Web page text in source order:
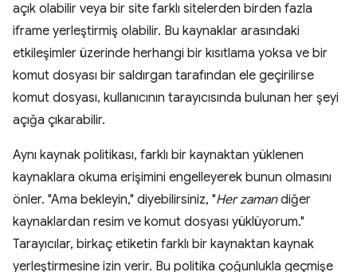
açık olabilir veya bir site farklı sitelerden birden fazla
iframe yerleştirmiş olabilir. Bu kaynaklar arasındaki
etkileşimler üzerinde herhangi bir kısıtlama yoksa ve bir
komut dosyası bir saldırgan tarafından ele geçirilirse
komut dosyası, kullanıcının tarayıcısında bulunan her şeyi
açığa çıkarabilir.
Aynı kaynak politikası, farklı bir kaynaktan yüklenen
kaynaklara okuma erişimini engelleyerek bunun olmasını
önler. "Ama bekleyin," diyebilirsiniz, "Her zamandiğer
kaynaklardan resim ve komut dosyası yüklüyorum."
Tarayıcılar, birkaç etiketin farklı bir kaynaktan kaynak
yerleştirmesine izin verir. Bu politika çoğunlukla geçmişe